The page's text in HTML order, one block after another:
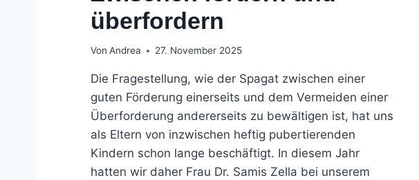
überfordern
Von Andrea 27. November 2025
Die Fragestellung, wie der Spagat zwischen einer
guten Förderung einerseits und dem Vermeiden einer
Überforderung andererseits zu bewältigen ist, hat uns
als Eltern von inzwischen heftig pubertierenden
Kindern schon lange beschäftigt. In diesem Jahr
hatten wir daher Frau Dr. Samis Zella bei unserem